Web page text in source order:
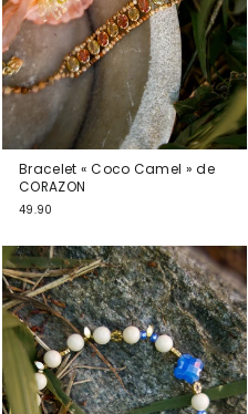
Bracelet « Coco Camel » de
CORAZON
49.90